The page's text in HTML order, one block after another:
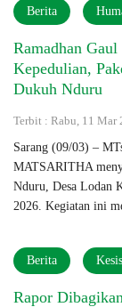
Berita
Ramadhan
Kepedulian,
Dukuh Nduru
Terbit : Rabu, 11 Mar
Sarang (09/03) –
MATSARITHA
Nduru, Desa Lodan
2026. Kegiatan ini
Berita
Rapor